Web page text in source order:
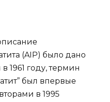
(AIP) было дано
1961 году, термин
был впервые
в 1995